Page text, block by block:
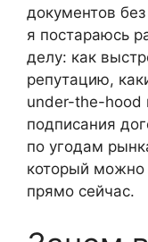
документов
я постараюсь
делу: как
репутацию,
under-the-hood
подписания
по угодам
который можно
прямо сейчас.